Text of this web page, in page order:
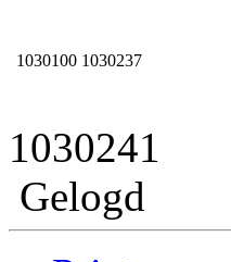
1030100 1030237
1030241
Gelogd